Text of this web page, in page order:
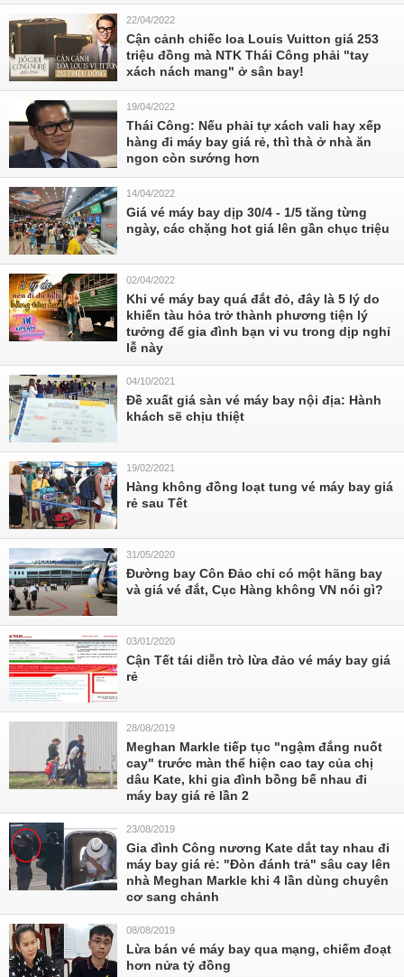
22/04/2022
Cận cảnh chiếc loa Louis Vuitton giá 253
triệu đồng mà NTK Thái Công phải "tay
xách nách mang" ở sân bay!
19/04/2022
Thái Công: Nếu phải tự xách vali hay xếp
hàng đi máy bay giá rẻ, thì thà ở nhà ăn
ngon còn sướng hơn
14/04/2022
Giá vé máy bay dịp 30/4 - 1/5 tăng từng
ngày, các chặng hot giá lên gần chục triệu
02/04/2022
Khi vé máy bay quá đắt đỏ, đây là 5 lý do
khiến tàu hỏa trở thành phương tiện lý
tưởng để gia đình bạn vi vu trong dịp nghỉ
lễ này
04/10/2021
Đề xuất giá sàn vé máy bay nội địa: Hành
khách sẽ chịu thiệt
19/02/2021
Hàng không đồng loạt tung vé máy bay giá
rẻ sau Tết
31/05/2020
Đường bay Côn Đảo chỉ có một hãng bay
và giá vé đắt, Cục Hàng không VN nói gì?
03/01/2020
Cận Tết tái diễn trò lừa đảo vé máy bay giá
rẻ
28/08/2019
Meghan Markle tiếp tục "ngậm đắng nuốt
cay" trước màn thể hiện cao tay của chị
dâu Kate, khi gia đình bồng bế nhau đi
máy bay giá rẻ lần 2
23/08/2019
Gia đình Công nương Kate dắt tay nhau đi
máy bay giá rẻ: "Đòn đánh trả" sâu cay lên
nhà Meghan Markle khi 4 lần dùng chuyên
cơ sang chảnh
08/08/2019
Lừa bán vé máy bay qua mạng, chiếm đoạt
hơn nửa tỷ đồng